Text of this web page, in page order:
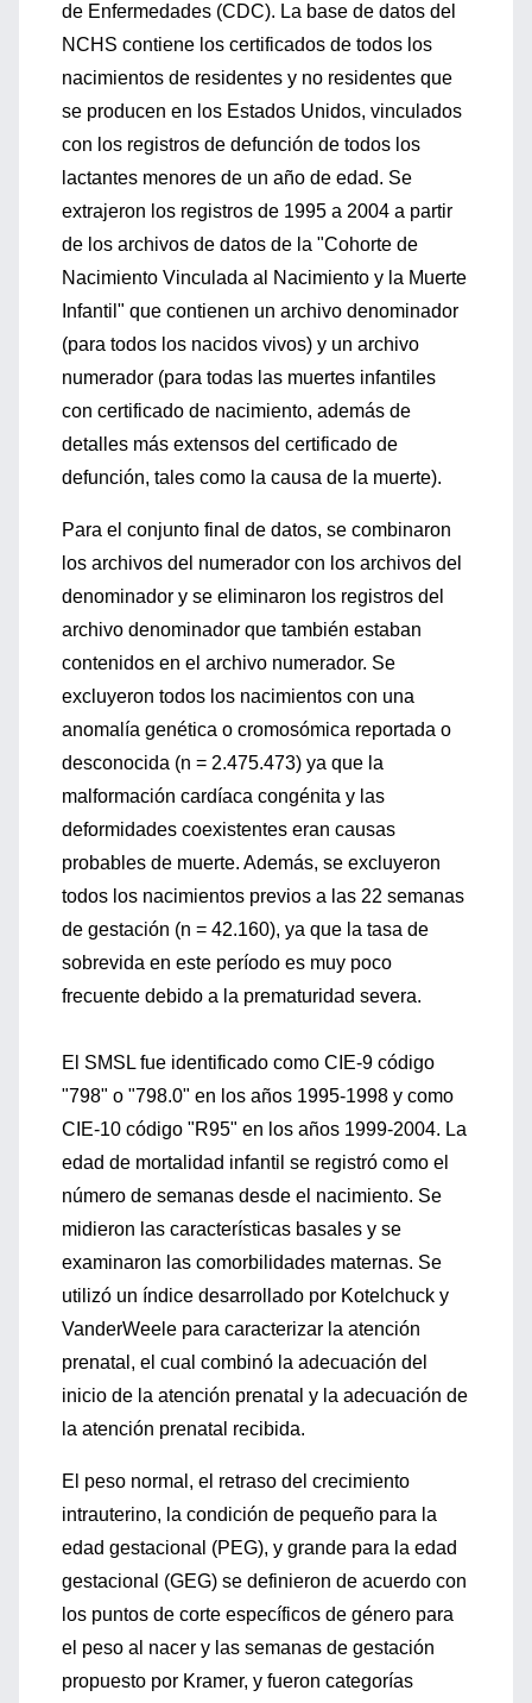
de Enfermedades (CDC). La base de datos del
NCHS contiene los certificados de todos los
nacimientos de residentes y no residentes que
se producen en los Estados Unidos, vinculados
con los registros de defunción de todos los
lactantes menores de un año de edad. Se
extrajeron los registros de 1995 a 2004 a partir
de los archivos de datos de la "Cohorte de
Nacimiento Vinculada al Nacimiento y la Muerte
Infantil" que contienen un archivo denominador
(para todos los nacidos vivos) y un archivo
numerador (para todas las muertes infantiles
con certificado de nacimiento, además de
detalles más extensos del certificado de
defunción, tales como la causa de la muerte).
Para el conjunto final de datos, se combinaron
los archivos del numerador con los archivos del
denominador y se eliminaron los registros del
archivo denominador que también estaban
contenidos en el archivo numerador. Se
excluyeron todos los nacimientos con una
anomalía genética o cromosómica reportada o
desconocida (n = 2.475.473) ya que la
malformación cardíaca congénita y las
deformidades coexistentes eran causas
probables de muerte. Además, se excluyeron
todos los nacimientos previos a las 22 semanas
de gestación (n = 42.160), ya que la tasa de
sobrevida en este período es muy poco
frecuente debido a la prematuridad severa.
El SMSL fue identificado como CIE-9 código
"798" o "798.0" en los años 1995-1998 y como
CIE-10 código "R95" en los años 1999-2004. La
edad de mortalidad infantil se registró como el
número de semanas desde el nacimiento. Se
midieron las características basales y se
examinaron las comorbilidades maternas. Se
utilizó un índice desarrollado por Kotelchuck y
VanderWeele para caracterizar la atención
prenatal, el cual combinó la adecuación del
inicio de la atención prenatal y la adecuación de
la atención prenatal recibida.
El peso normal, el retraso del crecimiento
intrauterino, la condición de pequeño para la
edad gestacional (PEG), y grande para la edad
gestacional (GEG) se definieron de acuerdo con
los puntos de corte específicos de género para
el peso al nacer y las semanas de gestación
propuesto por Kramer, y fueron categorías